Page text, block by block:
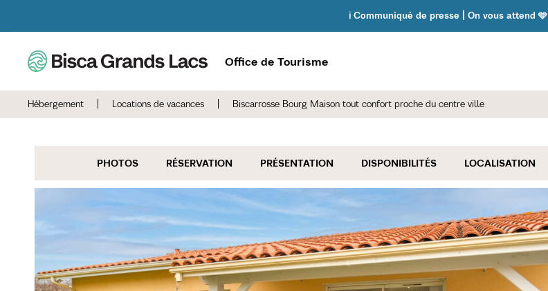
ℹ️ Communiqué de presse | On vous attend 🩵
Office de Tourisme
Hébergement Locations de vacances Biscarrosse Bourg Maison tout confort proche du centre ville
PHOTOS RÉSERVATION PRÉSENTATION DISPONIBILITÉS LOCALISATION